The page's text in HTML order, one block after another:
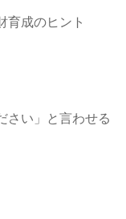
育成のヒント
さい」と言わせる